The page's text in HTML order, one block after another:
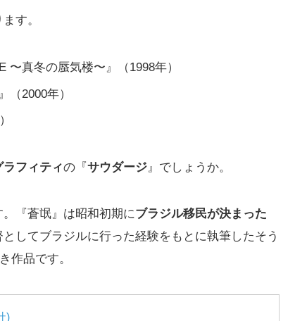
す。
真冬の蜃気楼〜』（1998年）
2000年）
フィティの『サウダージ』でしょうか。
『蒼氓』は昭和初期にブラジル移民が決まった
してブラジルに行った経験をもとに執筆したそう
作品です。
)